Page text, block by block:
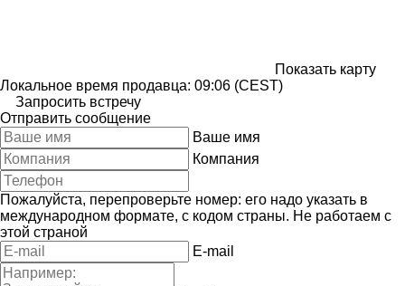
Показать карту
Локальное время продавца: 09:06 (CEST)
Запросить встречу
Отправить сообщение
Ваше имя
Компания
Пожалуйста, перепроверьте номер: его надо указать в
международном формате, с кодом страны. Не работаем с
этой страной
E-mail